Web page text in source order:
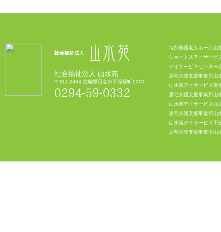
社会福祉法人 山水苑
〒311-0404 茨城県日立市下深荻町1770
0294-59-0332
特別養護老人ホーム山
ショートステイサービ
デイサービスセンター
居宅介護支援事業所山
山水苑デイサービス滑
居宅介護支援事業所山
山水苑デイサービス塙
居宅介護支援事業所山
山水苑デイサービス千
居宅介護支援事業所山